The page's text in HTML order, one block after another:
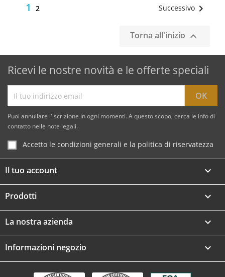
1 2 Successivo 
Torna all'inizio 
Ricevi le nostre novità e le offerte speciali
Puoi annullare l'iscrizione in ogni momenti. A questo scopo, cerca le info di
contatto nelle note legali.
Accetto le condizioni generali e la politica di riservatezza
Il tuo account 
Prodotti 
La nostra azienda 
Informazioni negozio keyboard_arrow_down